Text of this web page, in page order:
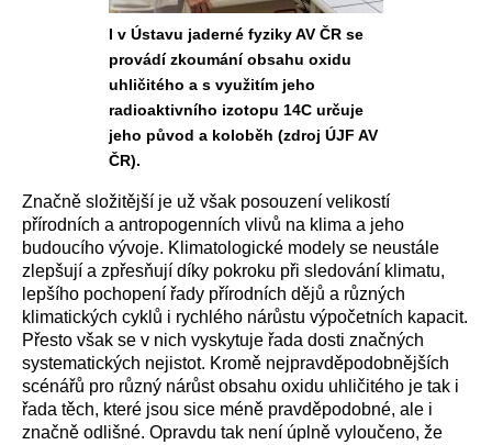
I v Ústavu jaderné fyziky AV ČR se
provádí zkoumání obsahu oxidu
uhličitého a s využitím jeho
radioaktivního izotopu 14C určuje
jeho původ a koloběh (zdroj ÚJF AV
ČR).
Značně složitější je už však posouzení velikostí
přírodních a antropogenních vlivů na klima a jeho
budoucího vývoje. Klimatologické modely se neustále
zlepšují a zpřesňují díky pokroku při sledování klimatu,
lepšího pochopení řady přírodních dějů a různých
klimatických cyklů i rychlého nárůstu výpočetních kapacit.
Přesto však se v nich vyskytuje řada dosti značných
systematických nejistot. Kromě nejpravděpodobnějších
scénářů pro různý nárůst obsahu oxidu uhličitého je tak i
řada těch, které jsou sice méně pravděpodobné, ale i
značně odlišné. Opravdu tak není úplně vyloučeno, že